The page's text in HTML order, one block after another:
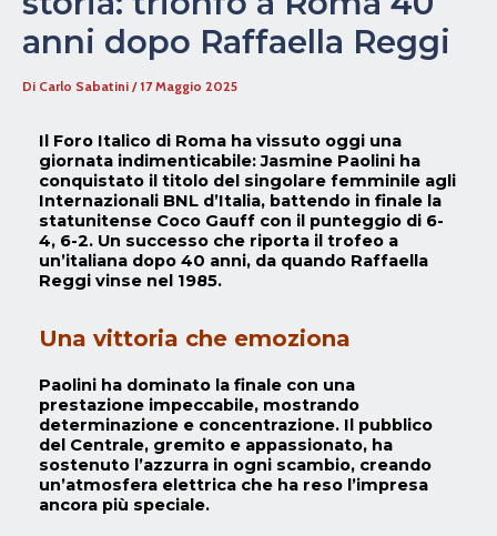
anni dopo Raffaella Reggi
Di Carlo Sabatini / 17 Maggio 2025
Il Foro Italico di Roma ha vissuto oggi una
giornata indimenticabile:Jasmine Paolini ha
conquistato il titolo del singolare femminile agli
Internazionali BNL d’Italia, battendo in finale la
statunitense Coco Gauff con il punteggio di 6-
4, 6-2. Un successo che riporta il trofeo a
un’italiana dopo 40 anni, da quando Raffaella
Reggi vinse nel 1985.
Una vittoria che emoziona
Paolini ha dominato la finale con una
prestazione impeccabile, mostrando
determinazione e concentrazione. Il pubblico
del Centrale, gremito e appassionato, ha
sostenuto l’azzurra in ogni scambio, creando
un’atmosfera elettrica che ha reso l’impresa
ancora più speciale.